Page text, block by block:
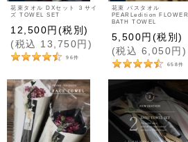
花束タオル DXセット ３サイ
ズ TOWEL SET
12,500円 (税別)
(税込 13,750円 )
96件
花束 バスタオル
PEARLedition FLOWER
BATH TOWEL
5,500円 (税別)
(税込 6,050円 )
658件